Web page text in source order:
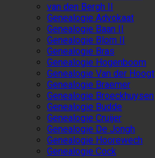
van den Bergh II
Genealogie Advokaat
Genealogie Baan II
Genealogie Blom II
Genealogie Bras
Genealogie Hogenboom
Genealogie Van der Hoogt
Genealogie Braemer
Genealogie Broeckhuysen
Genealogie Budde
Genealogie Cruijer
Genealogie De Jongh
Genealogie Hoorewech
Genealogie Cock